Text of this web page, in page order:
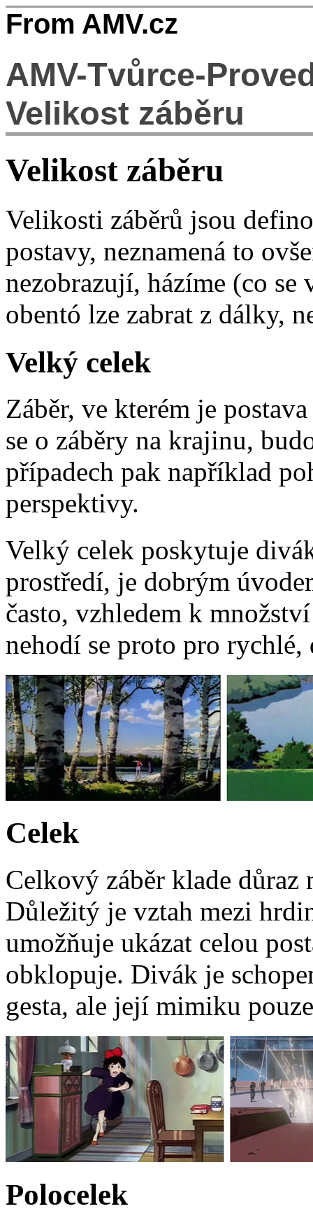
From AMV.cz
AMV-Tvůrce-
Velikost záběru
Velikost záběru
Velikosti záběrů jsou
postavy, neznamená to
nezobrazují, házíme (co
obentó lze zabrat z dálky,
Velký celek
Záběr, ve kterém je
se o záběry na krajinu,
případech pak například
perspektivy.
Velký celek poskytuje
prostředí, je dobrým
často, vzhledem k
nehodí se proto pro rychlé,
Celek
Celkový záběr klade důraz
Důležitý je vztah mezi
umožňuje ukázat celou
obklopuje. Divák je
gesta, ale její mimiku
Polocelek